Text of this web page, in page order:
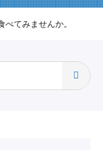
べてみませんか。